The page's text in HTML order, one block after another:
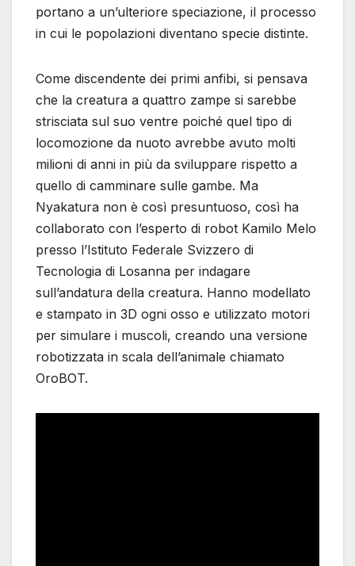
portano a un’ulteriore speciazione, il processo
in cui le popolazioni diventano specie distinte.
Come discendente dei primi anfibi, si pensava
che la creatura a quattro zampe si sarebbe
strisciata sul suo ventre poiché quel tipo di
locomozione da nuoto avrebbe avuto molti
milioni di anni in più da sviluppare rispetto a
quello di camminare sulle gambe. Ma
Nyakatura non è così presuntuoso, così ha
collaborato con l’esperto di robot Kamilo Melo
presso l’Istituto Federale Svizzero di
Tecnologia di Losanna per indagare
sull’andatura della creatura. Hanno modellato
e stampato in 3D ogni osso e utilizzato motori
per simulare i muscoli, creando una versione
robotizzata in scala dell’animale chiamato
OroBOT.